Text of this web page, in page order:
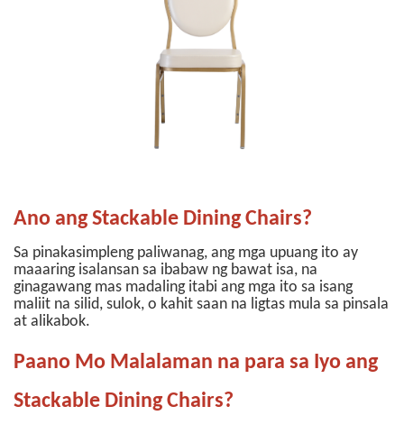
Ano ang Stackable Dining Chairs?
Sa pinakasimpleng paliwanag, ang mga upuang ito ay
maaaring isalansan sa ibabaw ng bawat isa, na
ginagawang mas madaling itabi ang mga ito sa isang
maliit na silid, sulok, o kahit saan na ligtas mula sa pinsala
at alikabok.
Paano Mo Malalaman na para sa Iyo ang
Stackable Dining Chairs?